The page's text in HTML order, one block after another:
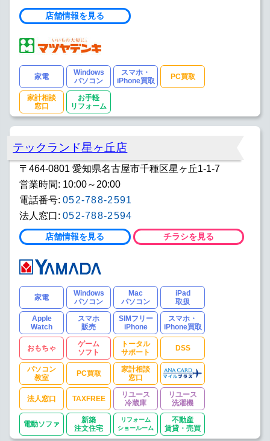
店舗情報を見る
家電
Windows
パソコン
スマホ・
iPhone買取
PC買取
家計相談
窓口
お手軽
リフォーム
テックランド星ヶ丘店
〒464-0801 愛知県名古屋市千種区星ヶ丘1-1-7
営業時間: 10:00～20:00
電話番号: 052-788-2591
法人窓口: 052-788-2594
店舗情報を見る チラシを見る
家電
Windows
パソコン
Mac
パソコン
iPad
取扱
Apple
Watch
スマホ
販売
SIMフリー
iPhone
スマホ・
iPhone買取
おもちゃ
ゲーム
ソフト
トータル
サポート
DSS
パソコン
教室
PC買取
家計相談
窓口
法人窓口 TAXFREE
リユース
冷蔵庫
リユース
洗濯機
電動ソファ
新築
注文住宅
リフォーム
ショールーム
不動産
賃貸・売買